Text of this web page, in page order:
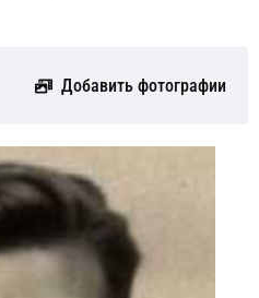
Добавить фотографии